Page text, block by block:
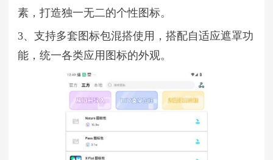
素，打造独一无二的个性图标。
3、支持多套图标包混搭使用，搭配自适应遮罩功
能，统一各类应用图标的外观。